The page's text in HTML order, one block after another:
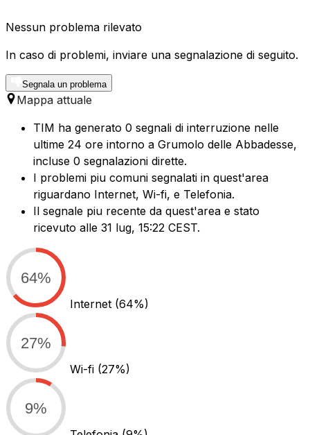
Nessun problema rilevato
In caso di problemi, inviare una segnalazione di seguito.
Segnala un problema
Mappa attuale
TIM ha generato 0 segnali di interruzione nelle
ultime 24 ore intorno a Grumolo delle Abbadesse,
incluse 0 segnalazioni dirette.
I problemi piu comuni segnalati in quest'area
riguardano Internet, Wi-fi, e Telefonia.
Il segnale piu recente da quest'area e stato
ricevuto alle 31 lug, 15:22 CEST.
64%
Internet (64%)
27%
Wi-fi (27%)
9%